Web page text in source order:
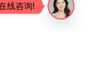
线咨询!